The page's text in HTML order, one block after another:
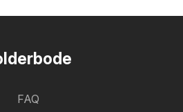
FAQ